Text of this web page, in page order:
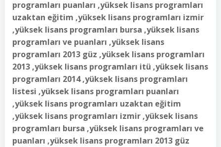
programları puanları ,yüksek lisans programları
uzaktan eğitim ,yüksek lisans programları izmir
,yüksek lisans programları bursa ,yüksek lisans
programları ve puanları ,yüksek lisans
programları 2013 güz ,yüksek lisans programları
2013 ,yüksek lisans programları itü ,yüksek lisans
programları 2014 ,yüksek lisans programları
listesi ,yüksek lisans programları puanları
,yüksek lisans programları uzaktan eğitim
,yüksek lisans programları izmir ,yüksek lisans
programları bursa ,yüksek lisans programları ve
puanları ,yüksek lisans programları 2013 güz